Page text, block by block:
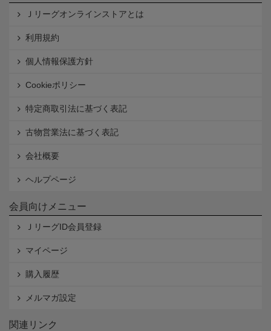
Ｊリーグオンラインストアとは
利用規約
個人情報保護方針
Cookieポリシー
特定商取引法に基づく表記
古物営業法に基づく表記
会社概要
ヘルプページ
会員向けメニュー
ＪリーグID会員登録
マイページ
購入履歴
メルマガ設定
関連リンク